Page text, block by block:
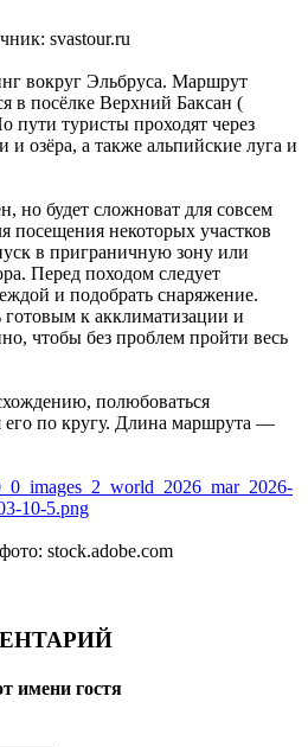
svastour.ru
вокруг Эльбруса. Маршрут
в посёлке Верхний Баксан (
пути туристы проходят через
и озёра, а также альпийские луга и
но будет сложноват для совсем
посещения некоторых участков
в приграничную зону или
Перед походом следует
и подобрать снаряжение.
к акклиматизации и
чтобы без проблем пройти весь
полюбоваться
по кругу. Длина маршрута —
stock.adobe.com
имени гостя